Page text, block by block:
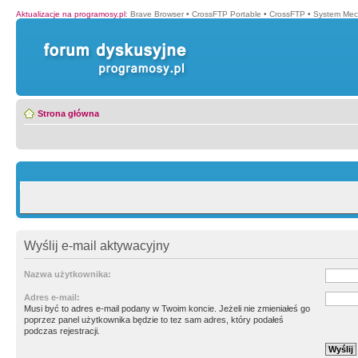
Aktualizacje na programosy.pl: Brave Browser • CrossFTP Portable • CrossFTP • System
Strona główna
Wyślij e-mail aktywacyjny
Nazwa użytkownika:
Adres e-mail:
Musi być to adres e-mail podany w Twoim koncie. Jeżeli nie zmieniałeś go
poprzez panel użytkownika będzie to tez sam adres, który podałeś
podczas rejestracji.